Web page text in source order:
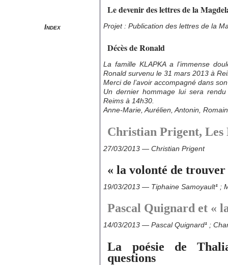
Index
Le devenir des lettres de la
Projet : Publication des lettres de la
Décès de Ronald
La famille KLAPKA a l’immense
Ronald survenu le 31 mars 2013 à
Merci de l’avoir accompagné dans
Un dernier hommage lui sera
Reims à 14h30.
Anne-Marie, Aurélien, Antonin,
Christian Prigent, Les
27/03/2013 — Christian Prigent
« la volonté de
19/03/2013 — Tiphaine Samoyault¹ ;
Pascal Quignard et «
14/03/2013 — Pascal Quignard¹ ;
La poésie de
questions